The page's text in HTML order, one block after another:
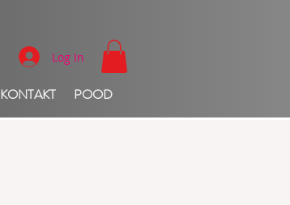
Log In
KONTAKT POOD